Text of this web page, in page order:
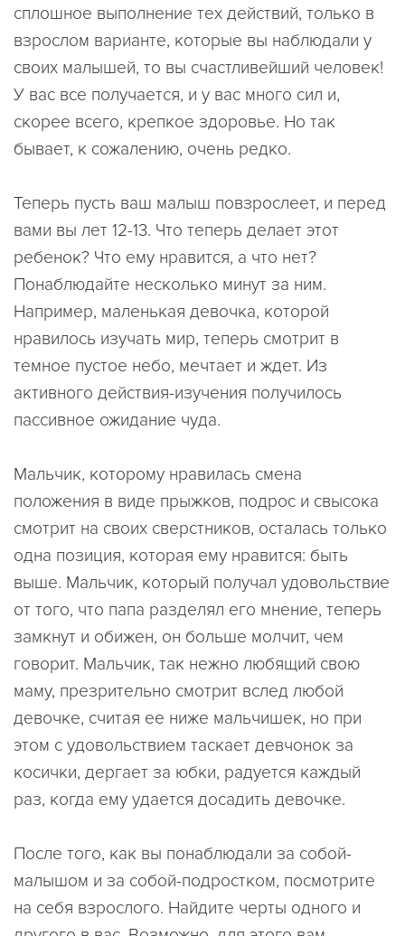
сплошное выполнение тех действий, только в
взрослом варианте, которые вы наблюдали у
своих малышей, то вы счастливейший человек!
У вас все получается, и у вас много сил и,
скорее всего, крепкое здоровье. Но так
бывает, к сожалению, очень редко.
Теперь пусть ваш малыш повзрослеет, и перед
вами вы лет 12-13. Что теперь делает этот
ребенок? Что ему нравится, а что нет?
Понаблюдайте несколько минут за ним.
Например, маленькая девочка, которой
нравилось изучать мир, теперь смотрит в
темное пустое небо, мечтает и ждет. Из
активного действия-изучения получилось
пассивное ожидание чуда.
Мальчик, которому нравилась смена
положения в виде прыжков, подрос и свысока
смотрит на своих сверстников, осталась только
одна позиция, которая ему нравится: быть
выше. Мальчик, который получал удовольствие
от того, что папа разделял его мнение, теперь
замкнут и обижен, он больше молчит, чем
говорит. Мальчик, так нежно любящий свою
маму, презрительно смотрит вслед любой
девочке, считая ее ниже мальчишек, но при
этом с удовольствием таскает девчонок за
косички, дергает за юбки, радуется каждый
раз, когда ему удается досадить девочке.
После того, как вы понаблюдали за собой-
малышом и за собой-подростком, посмотрите
на себя взрослого. Найдите черты одного и